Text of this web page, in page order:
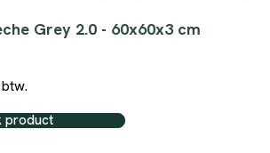
Grey 2.0 - 60x60x3 cm
product